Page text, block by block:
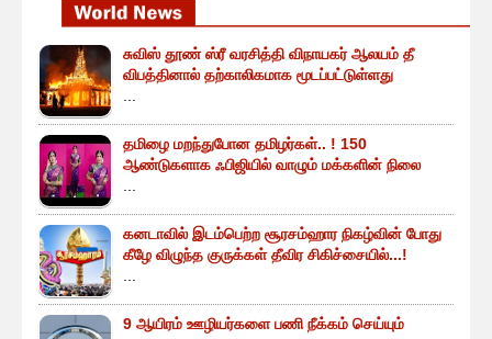
சுவிஸ் தூண் ஸ்ரீ வரசித்தி விநாயகர் ஆலயம் தீ
விபத்தினால் தற்காலிகமாக மூடப்பட்டுள்ளது
...
தமிழை மறந்துபோன தமிழர்கள்.. ! 150
ஆண்டுகளாக ஃபிஜியில் வாழும் மக்களின் நிலை
...
கனடாவில் இடம்பெற்ற சூரசம்ஹார நிகழ்வின் போது
கீழே விழுந்த குருக்கள் தீவிர சிகிச்சையில்...!
...
9 ஆயிரம் ஊழியர்களை பணி நீக்கம் செய்யும்